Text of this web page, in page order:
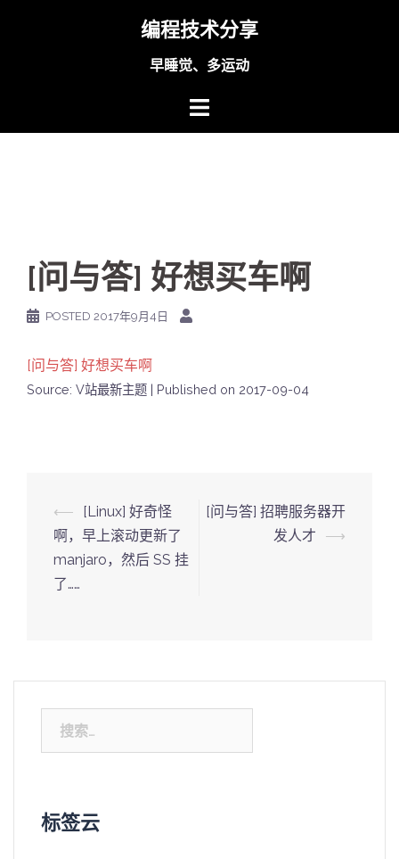
编程技术分享
早睡觉、多运动
[问与答] 好想买车啊
POSTED 2017年9月4日
[问与答] 好想买车啊
Source: V站最新主题 Published on 2017-09-04
Post
navigation
⟵
[Linux] 好奇怪
啊，早上滚动更新了
manjaro，然后 SS 挂
了……
[问与答] 招聘服务器开
发人才
⟶
索：
标签云